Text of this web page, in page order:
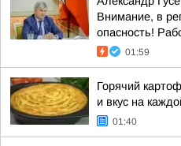
Внимание, в
опасность!
01:59
Горячий
и вкус на
01:40